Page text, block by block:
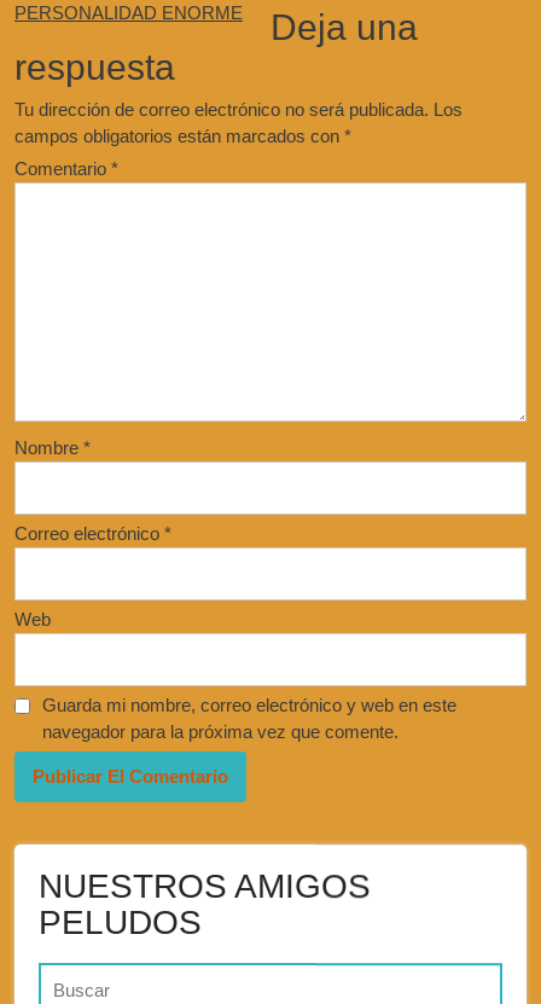
PERSONALIDAD ENORME
Deja una
respuesta
Tu dirección de correo electrónico no será publicada. Los
campos obligatorios están marcados con *
Comentario *
Nombre *
Correo electrónico *
Web
Guarda mi nombre, correo electrónico y web en este
navegador para la próxima vez que comente.
NUESTROS AMIGOS
PELUDOS